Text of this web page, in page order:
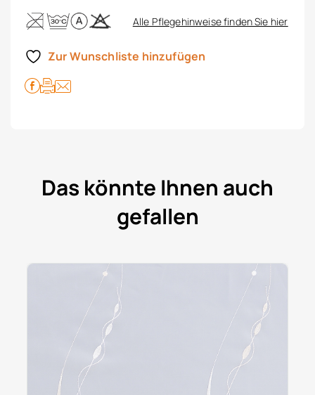
Alle Pflegehinweise finden Sie hier
Zur Wunschliste hinzufügen
Das könnte Ihnen auch
gefallen